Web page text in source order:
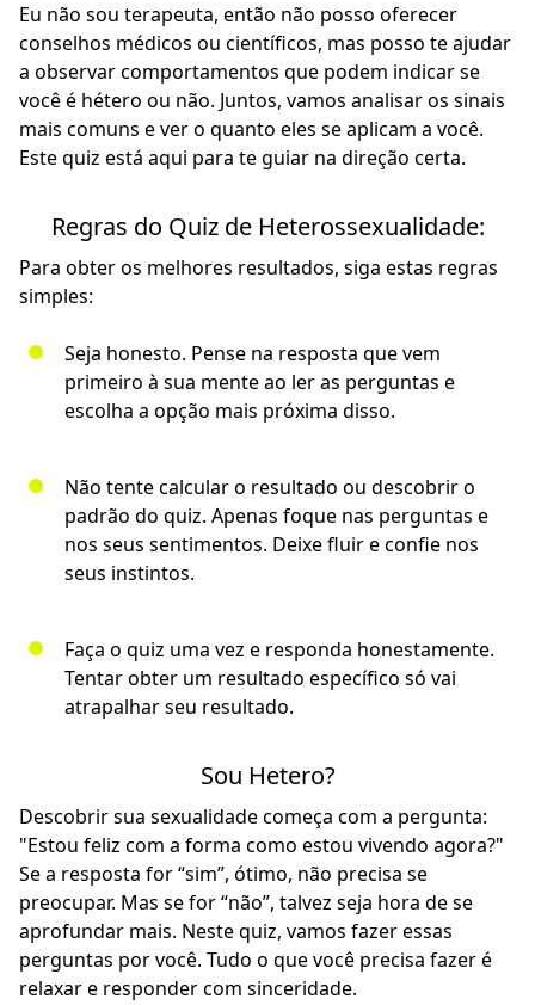
Eu não sou terapeuta, então não posso oferecer
conselhos médicos ou científicos, mas posso te ajudar
a observar comportamentos que podem indicar se
você é hétero ou não. Juntos, vamos analisar os sinais
mais comuns e ver o quanto eles se aplicam a você.
Este quiz está aqui para te guiar na direção certa.
Regras do Quiz de Heterossexualidade:
Para obter os melhores resultados, siga estas regras
simples:
Seja honesto. Pense na resposta que vem
primeiro à sua mente ao ler as perguntas e
escolha a opção mais próxima disso.
Não tente calcular o resultado ou descobrir o
padrão do quiz. Apenas foque nas perguntas e
nos seus sentimentos. Deixe fluir e confie nos
seus instintos.
Faça o quiz uma vez e responda honestamente.
Tentar obter um resultado específico só vai
atrapalhar seu resultado.
Sou Hetero?
Descobrir sua sexualidade começa com a pergunta:
"Estou feliz com a forma como estou vivendo agora?"
Se a resposta for “sim”, ótimo, não precisa se
preocupar. Mas se for “não”, talvez seja hora de se
aprofundar mais. Neste quiz, vamos fazer essas
perguntas por você. Tudo o que você precisa fazer é
relaxar e responder com sinceridade.